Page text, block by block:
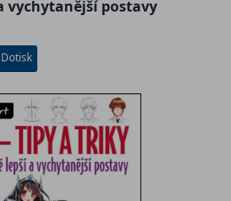
vychytanější postavy
Dotisk